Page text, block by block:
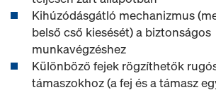
Kihúzódásgátló mechanizmus
belső cső kiesését) a biztonságos
munkavégzéshez
Különböző fejek rögzíthetők
támaszokhoz (a fej és a támasz